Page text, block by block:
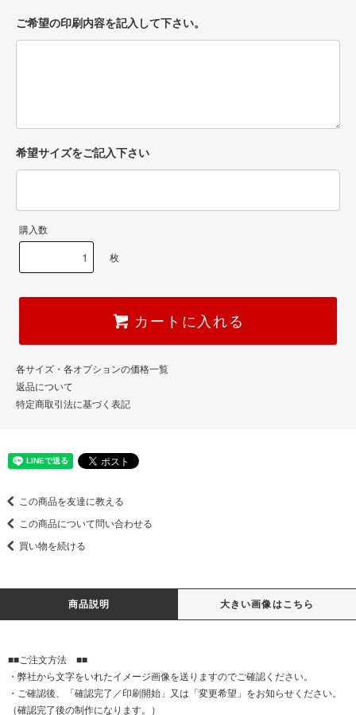
ご希望の印刷内容を記入して下さい。
希望サイズをご記入下さい
購入数
枚
カートに入れる
各サイズ・各オプションの価格一覧
返品について
特定商取引法に基づく表記
この商品を友達に教える
この商品について問い合わせる
買い物を続ける
商品説明 大きい画像はこちら
■■ご注文方法 ■■
・弊社から文字をいれたイメージ画像を送りますのでご確認ください。
・ご確認後、「確認完了／印刷開始」又は「変更希望」をお知らせください。
（確認完了後の制作になります。）